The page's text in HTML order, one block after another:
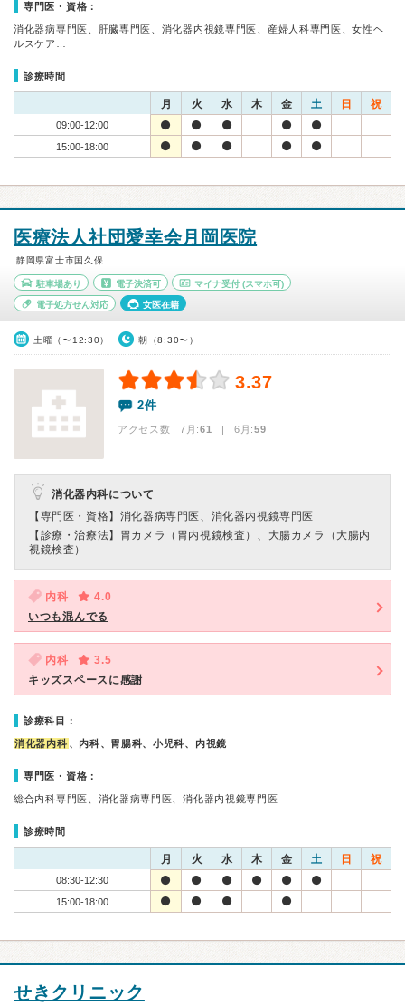
専門医・資格：
消化器病専門医、肝臓専門医、消化器内視鏡専門医、産婦人科専門医、女性ヘ
ルスケア…
診療時間
月 火 水 木 金 土 日 祝
09:00-12:00
15:00-18:00
医療法人社団愛幸会月岡医院
静岡県富士市国久保
駐車場あり 電子決済可 マイナ受付 (スマホ可)
電子処方せん対応 女医在籍
土曜（〜12:30） 朝（8:30〜）
3.37
2件
アクセス数 7月:61 | 6月:59
消化器内科について
【専門医・資格】 消化器病専門医、消化器内視鏡専門医
【診療・治療法】 胃カメラ（胃内視鏡検査）、大腸カメラ（大腸内
視鏡検査）
内科
4.0
いつも混んでる
内科
3.5
キッズスペースに感謝
診療科目：
消化器内科 、内科、胃腸科、小児科、内視鏡
専門医・資格：
総合内科専門医、消化器病専門医、消化器内視鏡専門医
診療時間
月 火 水 木 金 土 日 祝
08:30-12:30
15:00-18:00
せきクリニック